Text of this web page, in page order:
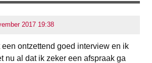
2017 19:38
een ontzettend goed interview en ik
nu al dat ik zeker een afspraak ga